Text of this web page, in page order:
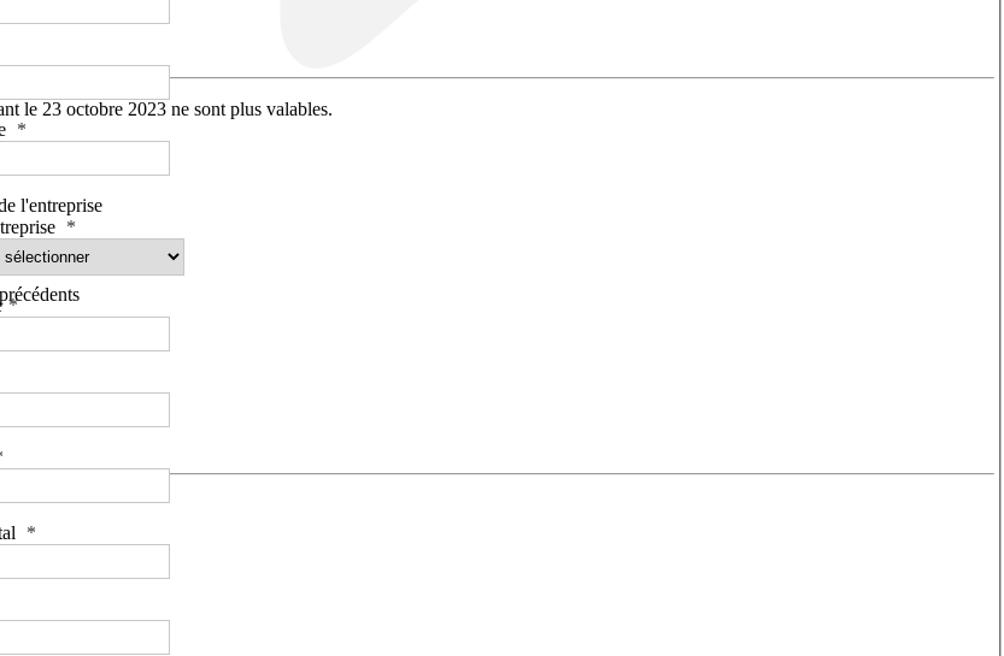
le 23 octobre 2023 ne sont plus valables.
l'entreprise